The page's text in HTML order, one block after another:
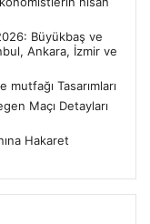
Büyükbaş ve
Ankara, İzmir ve
Tasarımları
Maçı Detayları
Hakaret